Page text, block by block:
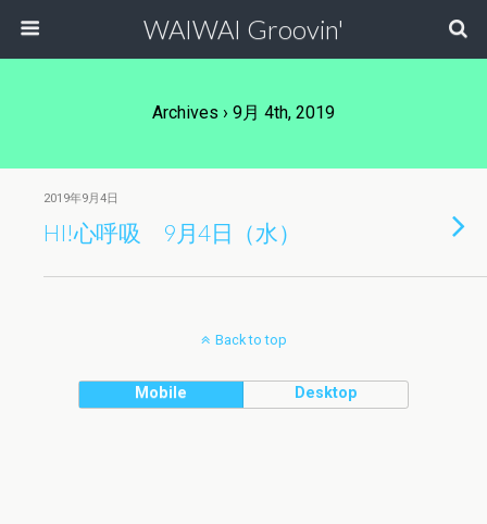
WAIWAI Groovin'
Archives › 9月 4th, 2019
2019年9月4日
HI!心呼吸 9月4日（水）
Back to top
Mobile Desktop